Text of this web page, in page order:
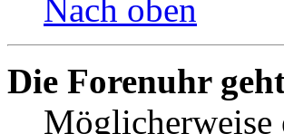
Nach oben
Die Forenuhr
Möglicherweise